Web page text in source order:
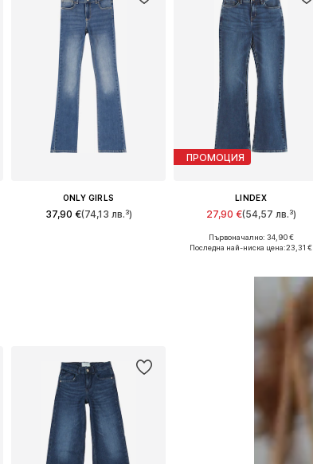
ONLY GIRLS
37,90 €(74,13 лв.³)
ПРОМОЦИЯ
LINDEX
27,90 €(54,57 лв.³)
Предлага се в много размери
Първоначално: 34,90 €
Последна най-ниска цена:23,31 €